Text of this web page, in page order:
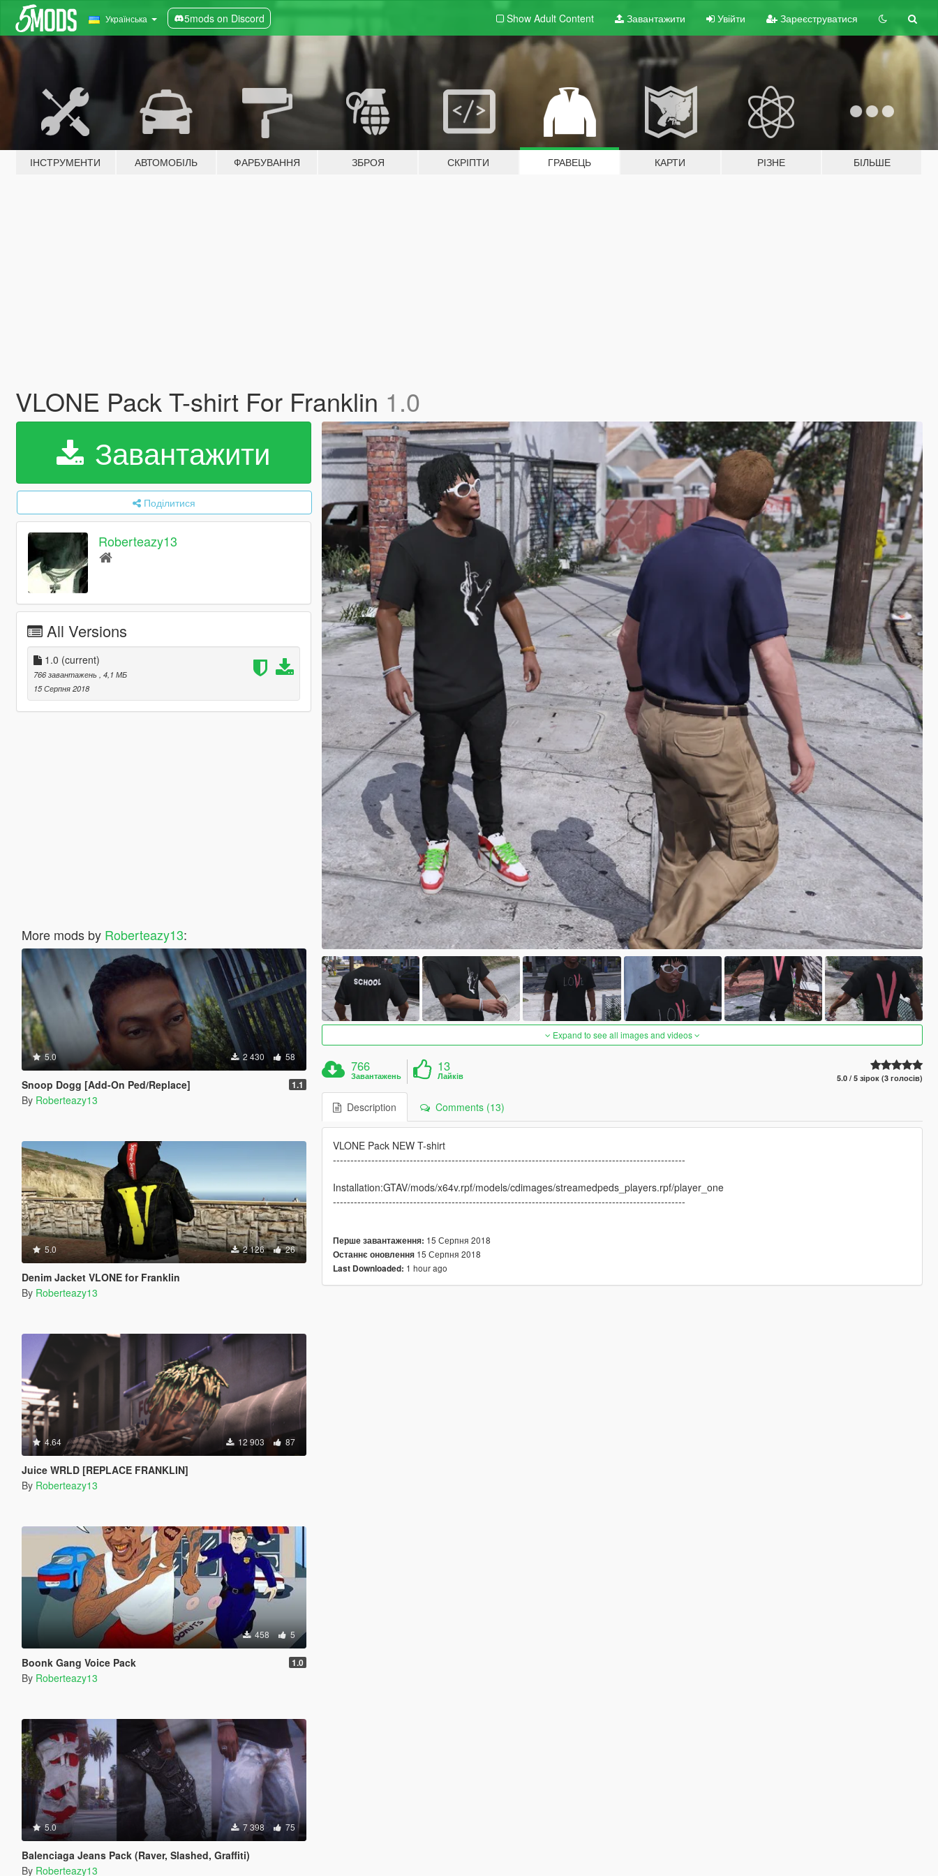
Українська 5mods on Discord Show Adult Content Завантажити Увійти Зареєструватися
ІНСТРУМЕНТИ АВТОМОБІЛЬ ФАРБУВАННЯ ЗБРОЯ СКРІПТИ ГРАВЕЦЬ КАРТИ РІЗНЕ БІЛЬШЕ
VLONE Pack T-shirt For Franklin 1.0
Завантажити
Поділитися
Roberteazy13
All Versions
1.0 (current)
766 завантажень
, 4,1 МБ
15 Серпня 2018
More mods by Roberteazy13:
5.0 2 430 58
Snoop Dogg [Add-On Ped/Replace] 1.1
By Roberteazy13
5.0 2 126 26
Denim Jacket VLONE for Franklin
By Roberteazy13
4.64 12 903 87
Juice WRLD [REPLACE FRANKLIN]
By Roberteazy13
458 5
Boonk Gang Voice Pack 1.0
By Roberteazy13
5.0 7 398 75
Balenciaga Jeans Pack (Raver, Slashed, Graffiti)
By Roberteazy13
Expand to see all images and videos
766
Завантажень
13
Лайків 5.0 / 5 зірок (3 голосів)
Description Comments (13)
VLONE Pack NEW T-shirt
-----------------------------------------------------------------------------------------------------
Installation:GTAV/mods/x64v.rpf/models/cdimages/streamedpeds_players.rpf/player_one
-----------------------------------------------------------------------------------------------------
Перше завантаження: 15 Серпня 2018
Останнє оновлення15 Серпня 2018
Last Downloaded: 1 hour ago